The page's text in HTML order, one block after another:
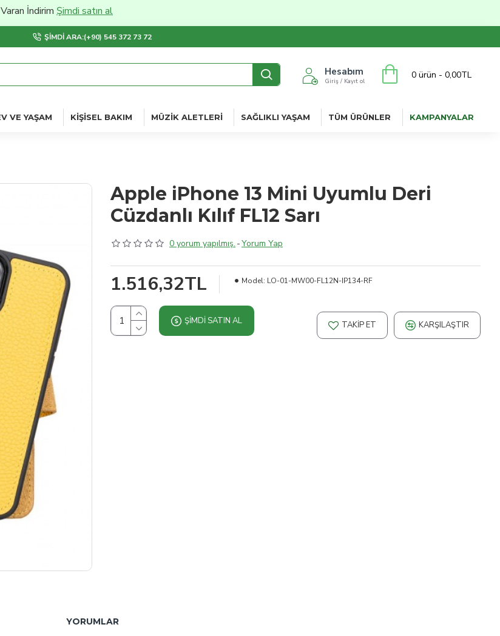
Şimdi satın al
ŞIMDI ARA:(+90) 545 372 73 72
Hesabım
Giriş / Kayıt ol
0 ürün - 0,00TL
VE YAŞAM KIŞISEL BAKIM MÜZIK ALETLERI SAĞLIKLI YAŞAM TÜM ÜRÜNLER KAMPANYALAR
Apple iPhone 13 Mini Uyumlu Deri
Cüzdanlı Kılıf FL12 Sarı
0 yorum yapılmış. -Yorum Yap
1.516,32TL Model: LO-01-MW00-FL12N-IP134-RF
ŞIMDI SATIN AL TAKIP ET KARŞILAŞTIR
YORUMLAR